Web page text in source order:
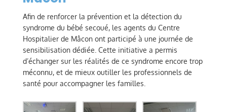
Afin de renforcer la prévention et la détection du
syndrome du bébé secoué, les agents du Centre
Hospitalier de Mâcon ont participé à une journée de
sensibilisation dédiée. Cette initiative a permis
d’échanger sur les réalités de ce syndrome encore trop
méconnu, et de mieux outiller les professionnels de
santé pour accompagner les familles.